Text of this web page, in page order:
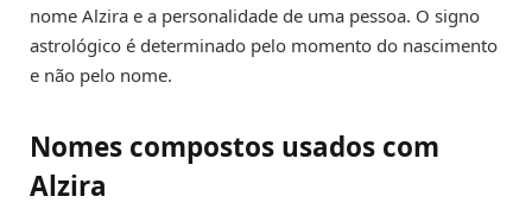
nome Alzira e a personalidade de uma pessoa. O signo
astrológico é determinado pelo momento do nascimento
e não pelo nome.
Nomes compostos usados com
Alzira